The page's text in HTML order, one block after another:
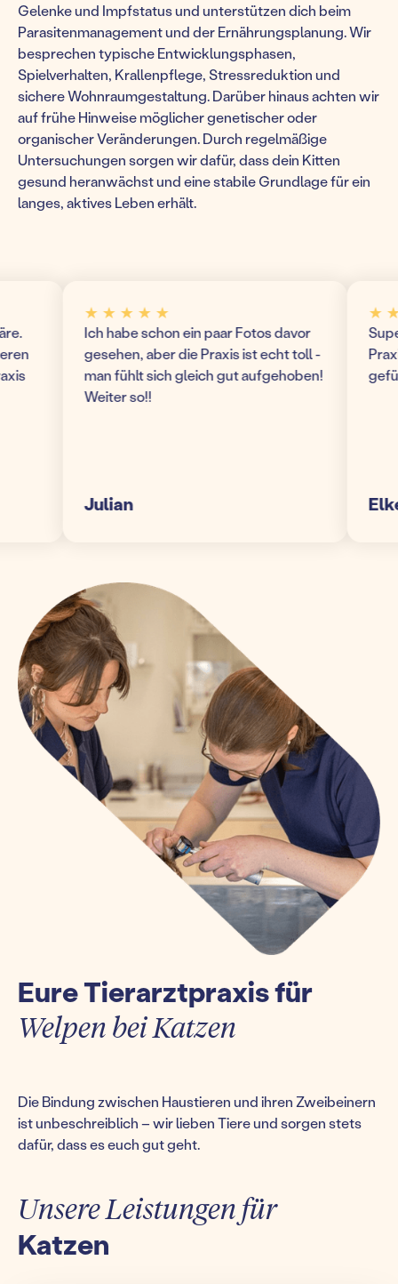
Gelenke und Impfstatus und unterstützen dich beim
Parasitenmanagement und der Ernährungsplanung. Wir
besprechen typische Entwicklungsphasen,
Spielverhalten, Krallenpflege, Stressreduktion und
sichere Wohnraumgestaltung. Darüber hinaus achten wir
auf frühe Hinweise möglicher genetischer oder
organischer Veränderungen. Durch regelmäßige
Untersuchungen sorgen wir dafür, dass dein Kitten
gesund heranwächst und eine stabile Grundlage für ein
langes, aktives Leben erhält.
★ ★ ★ ★ ★
Ich habe schon ein paar Fotos davor
gesehen, aber die Praxis ist echt toll -
man fühlt sich gleich gut aufgehoben!
Weiter so!!
Julian
★ ★
Super
Elke
Eure Tierarztpraxis für
Welpen bei Katzen
Die Bindung zwischen Haustieren und ihren Zweibeinern
ist unbeschreiblich – wir lieben Tiere und sorgen stets
dafür, dass es euch gut geht.
Unsere Leistungen für
Katzen